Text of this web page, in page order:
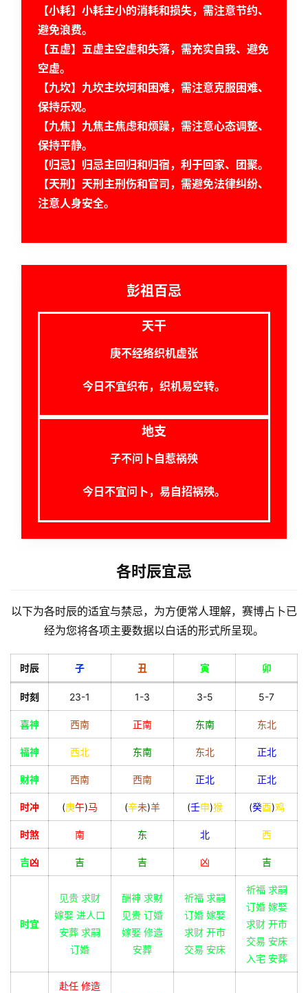
登录 注册
【小耗】小耗主小的消耗和损失，需注意节约、
避免浪费。
【五虚】五虚主空虚和失落，需充实自我、避免
空虚。
【九坎】九坎主坎坷和困难，需注意克服困难、
保持乐观。
【九焦】九焦主焦虑和烦躁，需注意心态调整、
保持平静。
【归忌】归忌主回归和归宿，利于回家、团聚。
【天刑】天刑主刑伤和官司，需避免法律纠纷、
注意人身安全。
彭祖百忌
天干
庚不经络织机虚张
今日不宜织布，织机易空转。
地支
子不问卜自惹祸殃
今日不宜问卜，易自招祸殃。
各时辰宜忌
以下为各时辰的适宜与禁忌，为方便常人理解，赛博占卜已
经为您将各项主要数据以白话的形式所呈现。
时辰 子 丑 寅 卯
时刻 23-1 1-3 3-5 5-7
喜神 西南 正南 东南 东北
福神 西北 东南 东北 正北
财神 西南 西南 正北 正北
时冲 (庚午)马 (辛未)羊 (壬申)猴 (癸酉)鸡
时煞 南 东 北 西
吉凶 吉 吉 凶 吉
时宜
见贵 求财
嫁娶 进人口
安葬 求嗣
订婚
酬神 求财
见贵 订婚
嫁娶 修造
安葬
祈福 求嗣
订婚 嫁娶
求财 开市
交易 安床
祈福 求嗣
订婚 嫁娶
求财 开市
交易 安床
入宅 安葬
赴任 修造